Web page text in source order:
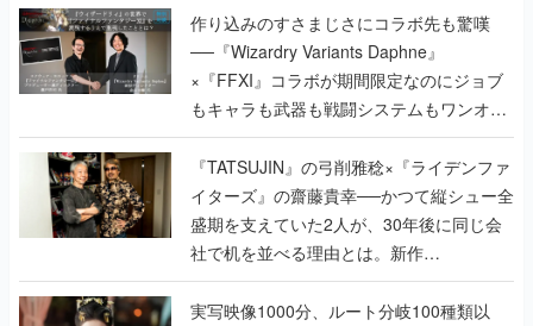
作り込みのすさまじさにコラボ先も驚嘆
──『Wizardry Variants Daphne』
×『FFXI』コラボが期間限定なのにジョブ
もキャラも武器も戦闘システムもワンオフ
で作り込まれた理由を両ディレクターに聞
く
『TATSUJIN』の弓削雅稔×『ライデンファ
イターズ』の齋藤貴幸──かつて縦シュー全
盛期を支えていた2人が、30年後に同じ会
社で机を並べる理由とは。新作
『TATSUJIN EXTREME』で初タッグを組
んだレジェンド2人に訊く開発秘話
実写映像1000分、ルート分岐100種類以